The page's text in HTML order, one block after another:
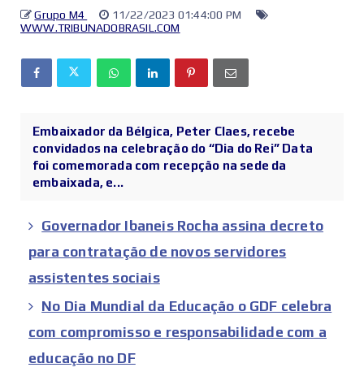
Grupo M4
11/22/2023 01:44:00 PM
WWW.TRIBUNADOBRASIL.COM
Embaixador da Bélgica, Peter Claes, recebe
convidados na celebração do “Dia do Rei” Data
foi comemorada com recepção na sede da
embaixada, e...
Governador Ibaneis Rocha assina decreto
para contratação de novos servidores
assistentes sociais
No Dia Mundial da Educação o GDF celebra
com compromisso e responsabilidade com a
educação no DF